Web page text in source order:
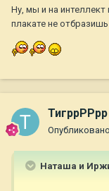
Ну, мы и на
плакате не
ТигррРРрр
Опубликовано
Наташа и